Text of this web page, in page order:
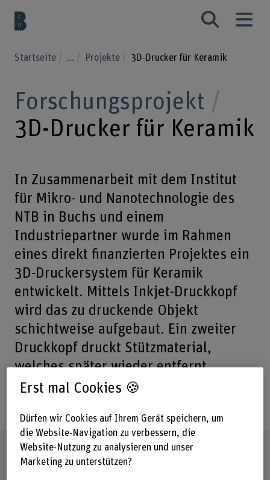
Startseite ... Projekte 3D-Drucker für Keramik
Forschungsprojekt
3D-Drucker für Keramik
In Zusammenarbeit mit dem Institut
für Mikro- und Nanotechnologie des
NTB in Buchs und einem
Industriepartner wurde im Rahmen
eines direkt finanzierten Projektes ein
3D-Druckersystem für Keramik
entwickelt. Mittels Inkjet-Druckkopf
wird das zu druckende Objekt
schichtweise aufgebaut. Ein zweiter
Druckkopf druckt Stützmaterial,
welches später wieder entfernt
werden kann. Dadurch wird es
Steckbrief
Erst mal Cookies 🍪
Dürfen wir Cookies auf Ihrem Gerät speichern, um
die Website-Navigation zu verbessern, die
Website-Nutzung zu analysieren und unser
Marketing zu unterstützen?